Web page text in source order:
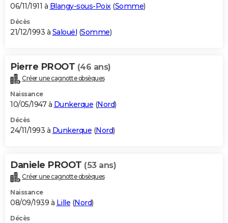
06/11/1911 à Blangy-sous-Poix(Somme)
Décès
21/12/1993 à Salouël (Somme)
Pierre PROOT (46 ans)
Créer une cagnotte obsèques
Naissance
10/05/1947 à Dunkerque (Nord)
Décès
24/11/1993 à Dunkerque (Nord)
Daniele PROOT (53 ans)
Créer une cagnotte obsèques
Naissance
08/09/1939 à Lille (Nord)
Décès